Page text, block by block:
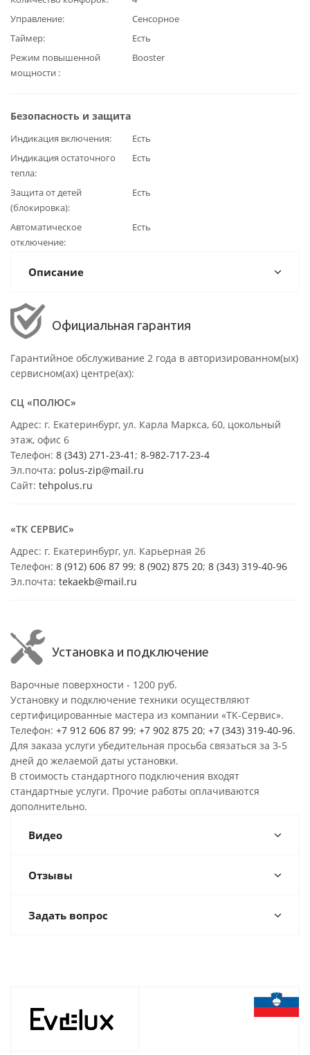
Управление
Сенсорное
Таймер
Есть
Режим повышенной
мощности
Booster
Безопасность и защита
Индикация включения
Есть
Индикация остаточного
тепла
Есть
Защита от детей
(блокировка)
Есть
Автоматическое
отключение
Есть
Описание
Официальная гарантия
Гарантийное обслуживание 2 года в авторизированном(ых)
сервисном(ах) центре(ах):
СЦ «ПОЛЮС»
Адрес: г. Екатеринбург, ул. Карла Маркса, 60, цокольный
этаж, офис 6
Телефон: 8 (343) 271-23-41 ; 8-982-717-23-4
Эл.почта: polus-zip@mail.ru
Сайт: tehpolus.ru
«ТК СЕРВИС»
Адрес: г. Екатеринбург, ул. Карьерная 26
Телефон: 8 (912) 606 87 99; 8 (902) 875 20; 8 (343) 319-40-96
Эл.почта: tekaekb@mail.ru
Установка и подключение
Варочные поверхности - 1200 руб.
Установку и подключение техники осуществляют
сертифицированные мастера из компании «ТК-Сервис».
Телефон: +7 912 606 87 99; +7 902 875 20; +7 (343) 319-40-96.
Для заказа услуги убедительная просьба связаться за 3-5
дней до желаемой даты установки.
В стоимость стандартного подключения входят
стандартные услуги. Прочие работы оплачиваются
дополнительно.
Видео
Отзывы
Задать вопрос